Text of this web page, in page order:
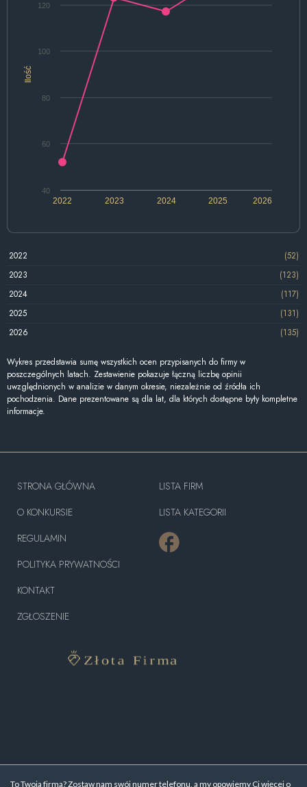
Ilość
2022 2024 2026
2023 2025
40
60
80
100
120
2022
(52)
2023
(123)
2024
(117)
2025
(131)
2026
(135)
Wykres przedstawia sumę wszystkich ocen przypisanych do firmy w
poszczególnych latach. Zestawienie pokazuje łączną liczbę opinii
uwzględnionych w analizie w danym okresie, niezależnie od źródła ich
pochodzenia. Dane prezentowane są dla lat, dla których dostępne były kompletne
informacje.
To Twoja firma? Zostaw nam swój numer telefonu, a my opowiemy Ci więcej o
STRONA GŁÓWNA
O KONKURSIE
REGULAMIN
POLITYKA PRYWATNOŚCI
KONTAKT
ZGŁOSZENIE
LISTA FIRM
LISTA KATEGORII